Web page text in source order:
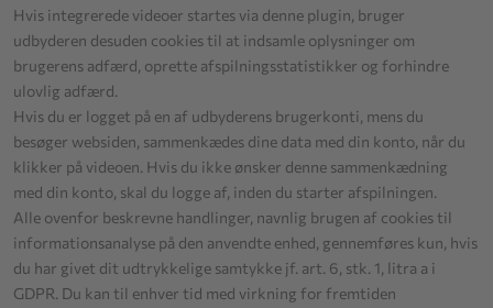
Hvis integrerede videoer startes via denne plugin, bruger
udbyderen desuden cookies til at indsamle oplysninger om
brugerens adfærd, oprette afspilningsstatistikker og forhindre
ulovlig adfærd.
Hvis du er logget på en af udbyderens brugerkonti, mens du
besøger websiden, sammenkædes dine data med din konto, når du
klikker på videoen. Hvis du ikke ønsker denne sammenkædning
med din konto, skal du logge af, inden du starter afspilningen.
Alle ovenfor beskrevne handlinger, navnlig brugen af cookies til
informationsanalyse på den anvendte enhed, gennemføres kun, hvis
du har givet dit udtrykkelige samtykke jf. art. 6, stk. 1, litra a i
GDPR. Du kan til enhver tid med virkning for fremtiden